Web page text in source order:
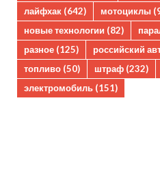
лайфхак (642) мотоциклы
новые технологии (82)
разное (125) российский
топливо (50) штраф (232)
электромобиль (151)